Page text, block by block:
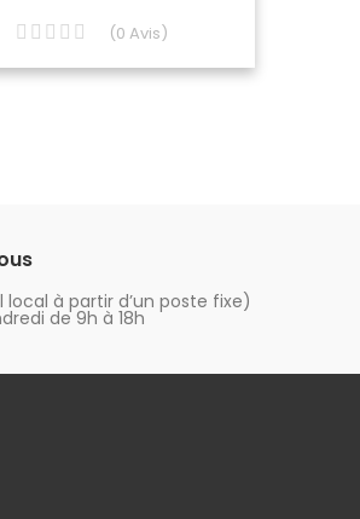
(0 Avis)
local à partir d’un poste fixe)
de 9h à 18h